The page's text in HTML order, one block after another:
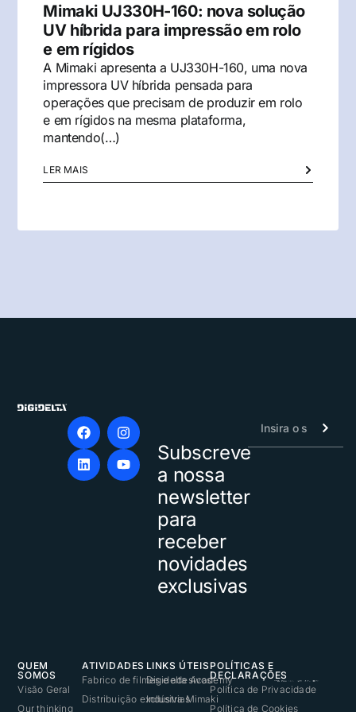
Mimaki UJ330H-160: nova solução
UV híbrida para impressão em rolo
e em rígidos
A Mimaki apresenta a UJ330H-160, uma nova
impressora UV híbrida pensada para
operações que precisam de produzir em rolo
e em rígidos na mesma plataforma,
mantendo(…)
LER MAIS
Subscreve
a nossa
newsletter
para
receber
novidades
exclusivas
Alternative:
QUEM
SOMOS
Visão Geral
Our thinking
ATIVIDADES
Fabrico de filmes e adesivos
Distribuição exclusiva Mimaki
LINKS ÚTEIS
Digidelta Academy
Indústrias
POLÍTICAS E
DECLARAÇÕES
Política de Privacidade
Política de Cookies